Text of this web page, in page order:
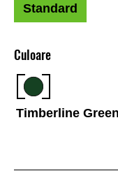
Culoare
Timberline Green
Standard